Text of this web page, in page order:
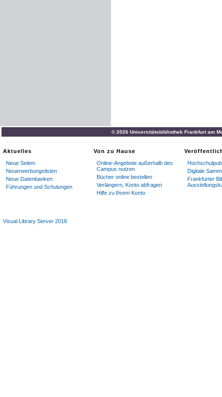
© 2026 Universitätsbibliothek Frankfurt am
Aktuelles
Neue Seiten
Neuerwerbungslisten
Neue Datenbanken
Führungen und Schulungen
Von zu Hause
Online-Angebote außerhalb des
Campus nutzen
Bücher online bestellen
Verlängern, Konto abfragen
Hilfe zu Ihrem Konto
Digitale
Frankfurter
Visual Library Server 2018